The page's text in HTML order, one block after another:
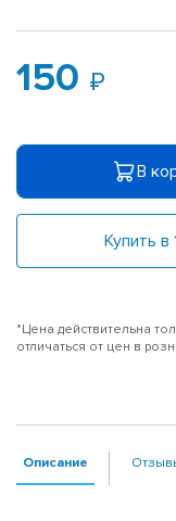
150
В
Купить в
*Цена действительна
отличаться от цен в
Описание